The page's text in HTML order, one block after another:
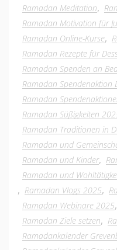
Ramadan Meditation,
Ramadan Motivation für
Ramadan Online-Kurse,
Ramadan Rezepte für
Ramadan Spenden an
Ramadan Spendenaktion
Ramadan
Ramadan Süßigkeiten
Ramadan Traditionen in
Ramadan und
Ramadan und Kinder,
Ramadan und
, Ramadan Vlogs 2025,
Ramadan Webinare 2025,
Ramadan Ziele setzen,
Ramadankalender